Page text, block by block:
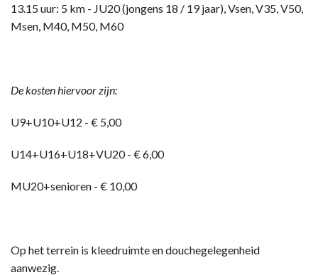
13.15 uur: 5 km - JU20 (jongens 18 / 19 jaar), Vsen, V35, V50,
Msen, M40, M50, M60
De kosten hiervoor zijn:
U9+U10+U12 - € 5,00
U14+U16+U18+VU20 - € 6,00
MU20+senioren - € 10,00
Op het terrein is kleedruimte en douchegelegenheid
aanwezig.